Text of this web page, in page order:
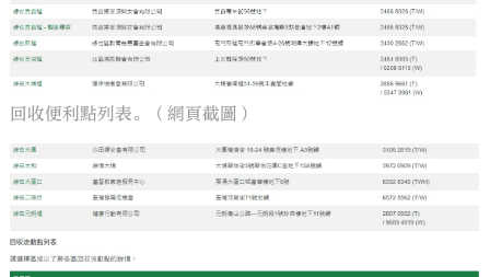
回收便利點列表。（網頁截圖）